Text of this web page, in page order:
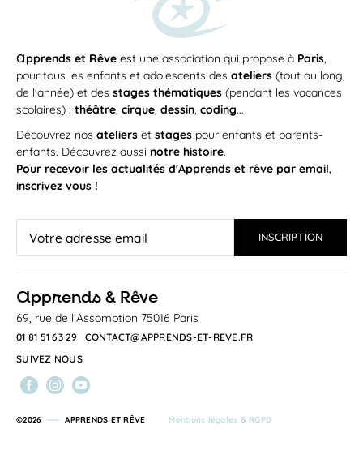
apprends et Rêve est une association qui propose à Paris,
pour tous les enfants et adolescents des ateliers (tout au long
de l'année) et des stages thématiques (pendant les vacances
scolaires) : théâtre, cirque, dessin, coding...
Découvrez nos ateliers et stages pour enfants et parents-
enfants. Découvrez aussi notre histoire.
Pour recevoir les actualités d'Apprends et rêve par email,
inscrivez vous !
apprends & Rêve
69, rue de l’Assomption 75016 Paris
01 81 51 63 29
CONTACT@APPRENDS-ET-REVE.FR
SUIVEZ NOUS
©2026 APPRENDS ET RÊVE Mentions légales & RGPD